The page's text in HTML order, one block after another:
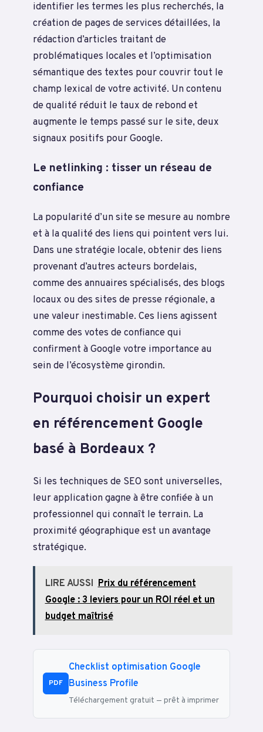
identifier les termes les plus recherchés, la
création de pages de services détaillées, la
rédaction d’articles traitant de
problématiques locales et l’optimisation
sémantique des textes pour couvrir tout le
champ lexical de votre activité. Un contenu
de qualité réduit le taux de rebond et
augmente le temps passé sur le site, deux
signaux positifs pour Google.
Le netlinking : tisser un réseau de
confiance
La popularité d’un site se mesure au nombre
et à la qualité des liens qui pointent vers lui.
Dans une stratégie locale, obtenir des liens
provenant d’autres acteurs bordelais,
comme des annuaires spécialisés, des blogs
locaux ou des sites de presse régionale, a
une valeur inestimable. Ces liens agissent
comme des votes de confiance qui
confirment à Google votre importance au
sein de l’écosystème girondin.
Pourquoi choisir un expert
en référencement Google
basé à Bordeaux ?
Si les techniques de SEO sont universelles,
leur application gagne à être confiée à un
professionnel qui connaît le terrain. La
proximité géographique est un avantage
stratégique.
LIRE AUSSI Prix du référencement
Google : 3 leviers pour un ROI réel et un
budget maîtrisé
PDF
Checklist optimisation Google
Business Profile
Téléchargement gratuit — prêt à imprimer